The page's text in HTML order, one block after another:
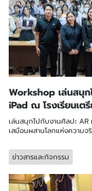
Workshop เล่นสนุ
iPad ณ โรงเรียนเต
เล่นสนุกไปกับงานศิลปะ
เสมือนผสานโลกแห่งความจ
ข่าวสารและกิจกรรม